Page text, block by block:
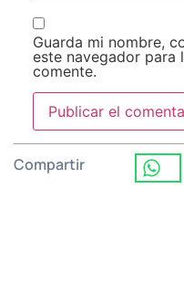
Guarda mi nombre,
este navegador para
comente.
Compartir